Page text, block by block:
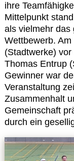
ihre
Mittelpunkt
als vielmehr das
Wettbewerb.
(Stadtwerke)
Thomas Entrup
Gewinner war
Veranstaltung
Zusammenhalt
Gemeinschaft
durch ein